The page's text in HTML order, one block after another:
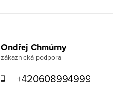
Ondřej Chmúrny
+420608994999